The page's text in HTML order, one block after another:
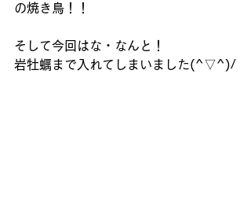
の焼き鳥！！
そして今回はな・なんと！
岩牡蠣まで入れてしまいました(^▽^)/